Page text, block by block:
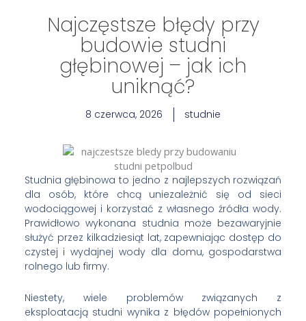
Najczęstsze błędy przy
budowie studni
głębinowej – jak ich
uniknąć?
8 czerwca, 2026 studnie
Studnia głębinowa to jedno z najlepszych rozwiązań
dla osób, które chcą uniezależnić się od sieci
wodociągowej i korzystać z własnego źródła wody.
Prawidłowo wykonana studnia może bezawaryjnie
służyć przez kilkadziesiąt lat, zapewniając dostęp do
czystej i wydajnej wody dla domu, gospodarstwa
rolnego lub firmy.
Niestety, wiele problemów związanych z
eksploatacją studni wynika z błędów popełnionych